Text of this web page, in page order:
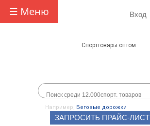
☰ Меню Вход
Спорттовары оптом
Например, Беговые дорожки
ЗАПРОСИТЬ ПРАЙС-ЛИСТ